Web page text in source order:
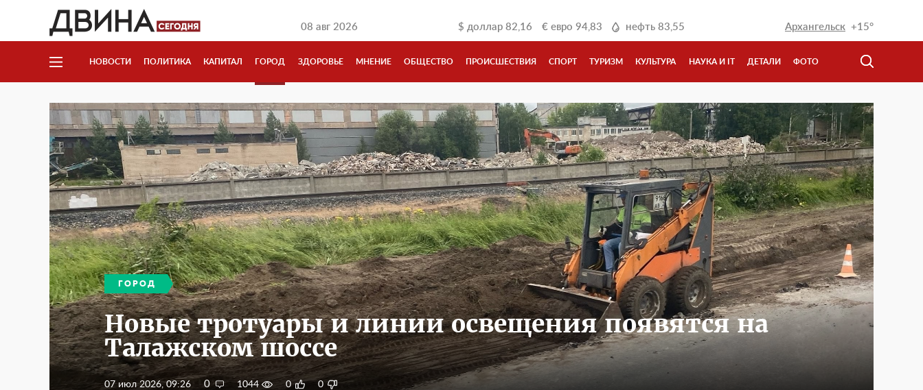
08 авг 2026 $ доллар 82,16 € евро 94,83 нефть 83,55 Архангельск +15°
НОВОСТИ ПОЛИТИКА КАПИТАЛ ГОРОД ЗДОРОВЬЕ МНЕНИЕ ОБЩЕСТВО ПРОИСШЕСТВИЯ СПОРТ ТУРИЗМ КУЛЬТУРА НАУКА И IT ДЕТАЛИ ФОТО
ГОРОД
Новые тротуары и линии освещения появятся на
Талажском шоссе
07 июл 2026, 09:26 0 1044 0 0